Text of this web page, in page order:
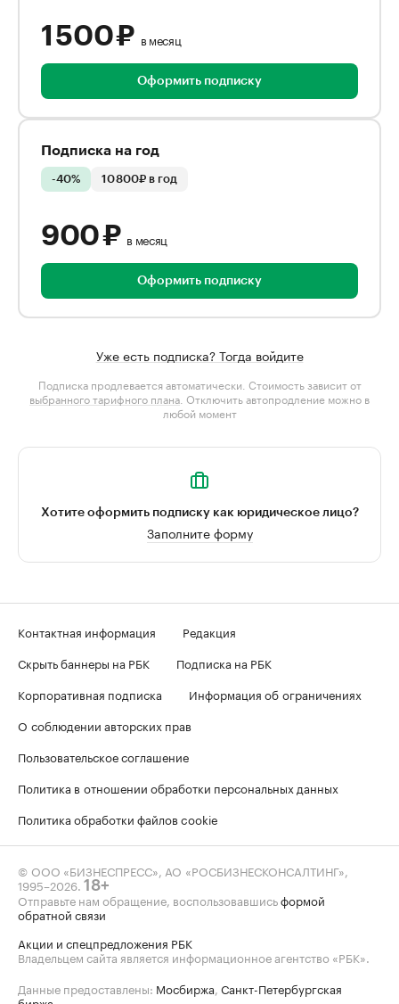
1 500 ₽ в месяц
Оформить подписку
Подписка на год
-40% 10 800₽ в год
900 ₽ в месяц
Оформить подписку
Уже есть подписка? Тогда войдите
Подписка продлевается автоматически. Стоимость зависит от
выбранного тарифного плана . Отключить автопродление можно в
любой момент
Хотите оформить подписку как юридическое лицо?
Заполните форму
Контактная информация
Редакция
Скрыть баннеры на РБК
Подписка на РБК
Корпоративная подписка
Информация об ограничениях
О соблюдении авторских прав
Пользовательское соглашение
Политика в отношении обработки персональных данных
Политика обработки файлов cookie
© ООО «БИЗНЕСПРЕСС», АО «РОСБИЗНЕСКОНСАЛТИНГ»,
1995–2026. 18+
Отправьте нам обращение, воспользовавшисьформой
обратной связи
Акции и спецпредложения РБК
Владельцем сайта является информационное агентство «РБК».
Данные предоставлены: Мосбиржа, Санкт-Петербургская